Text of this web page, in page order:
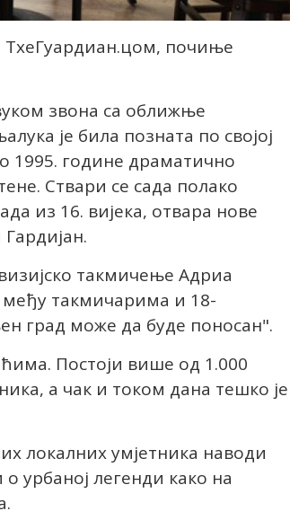
ТхеГуардиан.цом, почиње
звона са оближње
је била позната по својој
1995. године драматично
Ствари се сада полако
из 16. вијека, отвара нове
такмичење Адриа
међу такмичарима и 18-
град може да буде поносан".
Постоји више од 1.000
а чак и током дана тешко је
локалних умјетника наводи
урбаној легенди како на